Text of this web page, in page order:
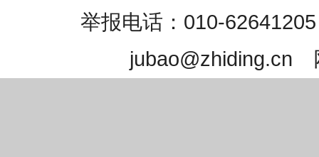
举报电话：010-
jubao@zhiding.cn